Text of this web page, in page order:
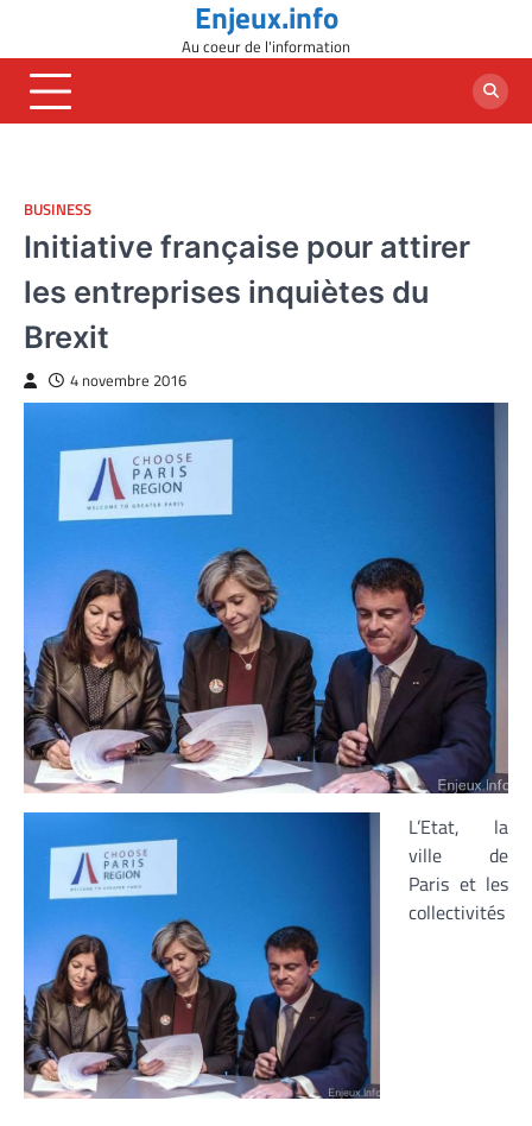
content
Enjeux.info
Au coeur de l'information
BUSINESS
Initiative française pour attirer
les entreprises inquiètes du
Brexit
4 novembre 2016
L’Etat, la
ville de
Paris et les
collectivités